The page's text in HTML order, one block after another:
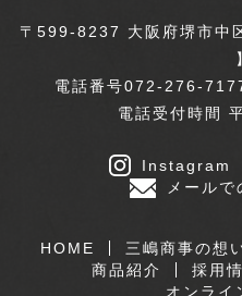
〒599-8237 大阪府堺市中
電話番号072-276-
電話受付時間
Instagram
メール
HOME 三嶋商事の想
商品紹介
採用
オンライ